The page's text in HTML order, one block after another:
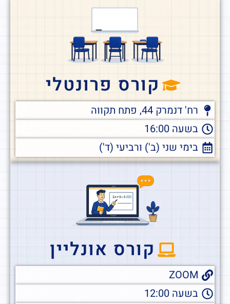
קורס פרונטלי
רח' דנמרק 44, פתח תקווה
בשעה 16:00
בימי שני (ב') ורביעי (ד')
קורס אונליין
ZOOM
בשעה 12:00